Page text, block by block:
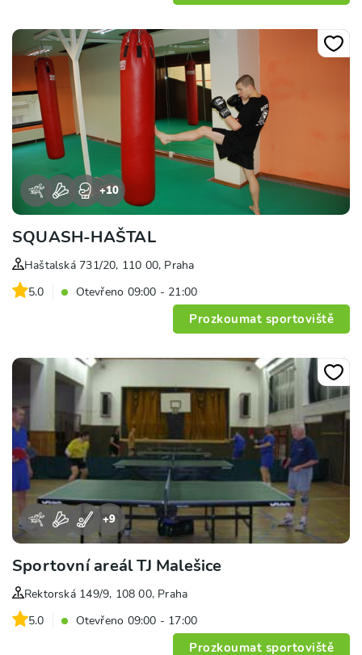
+10
SQUASH-HAŠTAL
Haštalská 731/20, 110 00, Praha
5.0
Otevřeno 09:00 - 21:00
Prozkoumat sportoviště
+9
Sportovní areál TJ Malešice
Rektorská 149/9, 108 00, Praha
5.0
Otevřeno 09:00 - 17:00
Prozkoumat sportoviště